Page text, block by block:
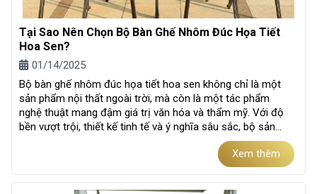
Tại Sao Nên Chọn Bộ Bàn Ghế Nhôm Đúc Họa Tiết
Hoa Sen?
01/14/2025
Bộ bàn ghế nhôm đúc họa tiết hoa sen không chỉ là một
sản phẩm nội thất ngoài trời, mà còn là một tác phẩm
nghệ thuật mang đậm giá trị văn hóa và thẩm mỹ. Với độ
bền vượt trội, thiết kế tinh tế và ý nghĩa sâu sắc, bộ sản
Xem thêm